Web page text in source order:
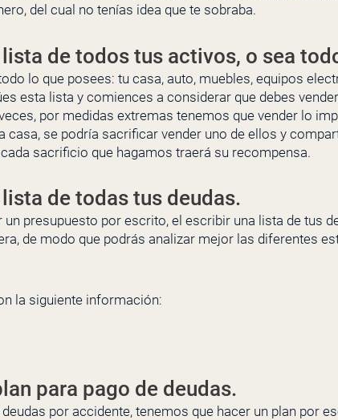
del cual no tenías idea que te sobraba.
lista de todos tus activos, o sea
lo que posees: tu casa, auto, muebles, equipos
esta lista y comiences a considerar que debes
por medidas extremas tenemos que vender lo
casa, se podría sacrificar vender uno de ellos y
sacrificio que hagamos traerá su recompensa.
de todas tus deudas.
un presupuesto por escrito, el escribir una lista de tus
de modo que podrás analizar mejor las diferentes
la siguiente información:
para pago de deudas.
por accidente, tenemos que hacer un plan por